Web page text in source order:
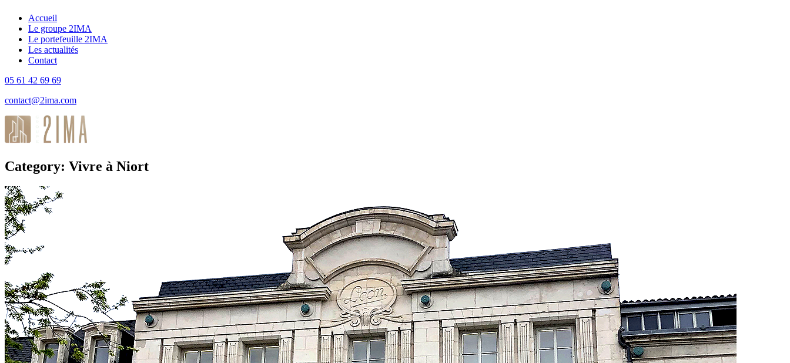
Accueil
Le groupe 2IMA
Le portefeuille 2IMA
Les actualités
Contact
05 61 42 69 69
contact@2ima.com
Category: Vivre à Niort